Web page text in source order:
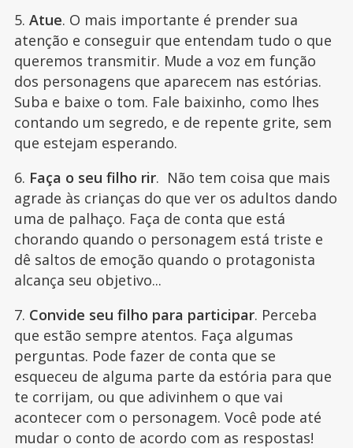
5. Atue. O mais importante é prender sua
atenção e conseguir que entendam tudo o que
queremos transmitir. Mude a voz em função
dos personagens que aparecem nas estórias.
Suba e baixe o tom. Fale baixinho, como lhes
contando um segredo, e de repente grite, sem
que estejam esperando.
6. Faça o seu filho rir. Não tem coisa que mais
agrade às crianças do que ver os adultos dando
uma de palhaço. Faça de conta que está
chorando quando o personagem está triste e
dê saltos de emoção quando o protagonista
alcança seu objetivo...
7. Convide seu filho para participar. Perceba
que estão sempre atentos. Faça algumas
perguntas. Pode fazer de conta que se
esqueceu de alguma parte da estória para que
te corrijam, ou que adivinhem o que vai
acontecer com o personagem. Você pode até
mudar o conto de acordo com as respostas!